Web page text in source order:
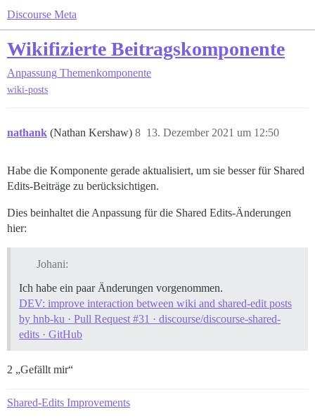
Discourse Meta
Wikifizierte Beitragskomponente
Anpassung Themenkomponente
wiki-posts
nathank (Nathan Kershaw) 13. Dezember 2021 um 12:50
8
Habe die Komponente gerade aktualisiert, um sie besser für Shared
Edits-Beiträge zu berücksichtigen.
Dies beinhaltet die Anpassung für die Shared Edits-Änderungen
hier:
Johani:
Ich habe ein paar Änderungen vorgenommen.
DEV: improve interaction between wiki and shared-edit posts
by hnb-ku · Pull Request #31 · discourse/discourse-shared-
edits · GitHub
2 „Gefällt mir“
Shared-Edits Improvements